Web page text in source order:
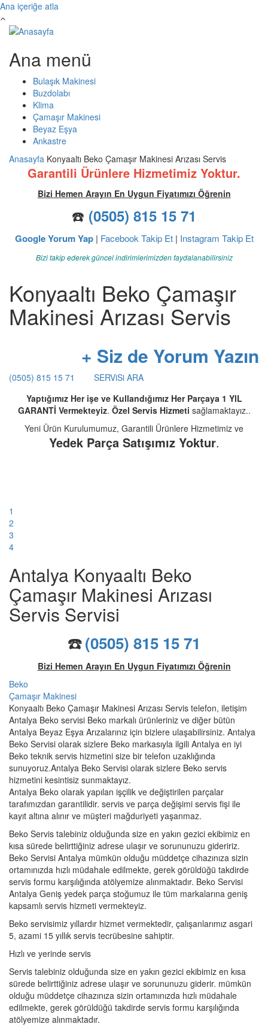
Ana içeriğe atla
Ana menü
Bulaşık Makinesi
Buzdolabı
Klima
Çamaşır Makinesi
Beyaz Eşya
Ankastre
Anasayfa Konyaaltı Beko Çamaşır Makinesi Arızası Servis
Garantili Ürünlere Hizmetimiz Yoktur.
Bizi Hemen Arayın En Uygun Fiyatımızı Öğrenin
☎️ (0505) 815 15 71
Google Yorum Yap| Facebook Takip Et| Instagram Takip Et
Bizi takip ederek güncel indirimlerimizden faydalanabilirsiniz
Konyaaltı Beko Çamaşır
Makinesi Arızası Servis
+ Siz de Yorum Yazın
(0505) 815 15 71
SERViSi ARA
Yaptığımız Her işe ve Kullandığımız Her Parçaya 1 YIL
GARANTİ Vermekteyiz. Özel Servis Hizmeti sağlamaktayız..
Yeni Ürün Kurulumumuz, Garantili Ürünlere Hizmetimiz ve
Yedek Parça Satışımız Yoktur.
1
2
3
4
Antalya Konyaaltı Beko
Çamaşır Makinesi Arızası
Servis Servisi
☎️(0505) 815 15 71
Bizi Hemen Arayın En Uygun Fiyatımızı Öğrenin
Beko
Çamaşır Makinesi
Konyaaltı Beko Çamaşır Makinesi Arızası Servis telefon, iletişim
Antalya Beko servisi Beko markalı ürünleriniz ve diğer bütün
Antalya Beyaz Eşya Arızalarınız için bizlere ulaşabilirsiniz. Antalya
Beko Servisi olarak sizlere Beko markasıyla ilgili Antalya en iyi
Beko teknik servis hizmetini size bir telefon uzaklığında
sunuyoruz.Antalya Beko Servisi olarak sizlere Beko servis
hizmetini kesintisiz sunmaktayız.
Antalya Beko olarak yapılan işçilik ve değiştirilen parçalar
tarafımızdan garantilidir. servis ve parça değişimi servis fişi ile
kayıt altına alınır ve müşteri mağduriyeti yaşanmaz.
Beko Servis talebiniz olduğunda size en yakın gezici ekibimiz en
kısa sürede belirttiğiniz adrese ulaşır ve sorununuzu gideririz.
Beko Servisi Antalya mümkün olduğu müddetçe cihazınıza sizin
ortamınızda hızlı müdahale edilmekte, gerek görüldüğü takdirde
servis formu karşılığında atölyemize alınmaktadır. Beko Servisi
Antalya Geniş yedek parça stoğumuz ile tüm markalarına geniş
kapsamlı servis hizmeti vermekteyiz.
Beko servisimiz yıllardır hizmet vermektedir, çalışanlarımız asgari
5, azami 15 yıllık servis tecrübesine sahiptir.
Hızlı ve yerinde servis
Servis talebiniz olduğunda size en yakın gezici ekibimiz en kısa
sürede belirttiğiniz adrese ulaşır ve sorununuzu giderir. mümkün
olduğu müddetçe cihazınıza sizin ortamınızda hızlı müdahale
edilmekte, gerek görüldüğü takdirde servis formu karşılığında
atölyemize alınmaktadır.